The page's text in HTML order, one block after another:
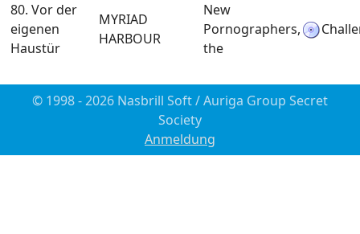
80. Vor der
eigenen
Haustür
MYRIAD
HARBOUR
New
Pornographers,
the
© 1998 - 2026 Nasbrill Soft / Auriga Group Secret
Society
Anmeldung